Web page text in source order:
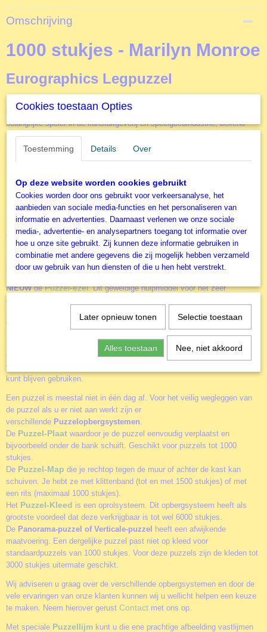
Productcode
E0812
EAN code
628136608121
Eurographics
Formaat gelegde puzzel
67,5x49 cm
Omschrijving
1000 stukjes - Marilyn Monroe
Eurographics Legpuzzel
begin als kleine distributeur van posters tot zijn huidige positie als een
belangrijke speler in de kunstuitgeverij en speelgoedindustrie; bekend
zowel in Noord-Amerika als over de hele wereld. Het hoofdkantoor en
magazijn is gevestigd in Montreal Canada. Ze maken kwalitatief goede
puzzels zoals ook deze mooie puzzel van de wereld beroemde filmster
Een heel herkenbare Marilyn Monroe. Wat een
geweldig mooie vrouw
Accessoires
Door het gebruik van de diverse accessoires kun je het puzzelen nog
leuker maken. Of je nu alleen of samen aan een puzzel werkt. Of je
puzzels vaker wil maken of juist aan de muur wil hangen.
NIEUWdePuzzel-ezel. Dit geweldige hulpmiddel voor het zeer
comfortabel in elkaar leggen van een legpuzzel. Door een rechtere
zithoudng wordt het puzelen ook voor degene die wat sneller last krijgen
van nek, schouders of rug een stuk prettiger.
Een basis accessoire is het puzzel-sorteerbakje
(er zitten 6 bakjes in
een verpakking). Alle stukjes netjes gesorteerd zodat je deze niet in een
volle doos hoeft te zoeken en de deksel met de afbeelding als voorbeeld
kunt blijven gebruiken.
Een puzzel is meestal niet in één dag af. Voor het veilig wegleggen van
de puzzel als u er niet aan werkt zijn er
verschillende Puzzelopbergsystemen.
De Puzzel-Plaat waardoor je de puzzel eenvoudig verplaatst en
bijvoorbeeld onder de bank schuift. Geschikt voor puzzels tot 1000
stukjes.
De Puzzel-Map die je rechtop tegen de muur of achter de kast kan
schuiven. Je hebt ze met klittenband (tot en met 1500 stukjes) of met
een rits (maximaal 1000 stukjes).
Het Puzzel-Kleed is een oprolsysteem. Dit opbergsysteem heeft als
grootste voordeel dat deze verkrijgbaar is tot wel 6000 stukjes.
De Panorama-puzzel of Verticale-puzzel
heeft een afwijkende
maatvoering. Een dergelijke puzzel past niet op kleed voor
standaardpuzzels van 1000 stukjes. Voor deze puzzels zijn de kleden tot
3000 stukjes uitermate geschikt.
Wij adviseren u graag over de verschillende opbergsystemen en door de
vele ervaringen van onze klanten kunnen wij u wellicht helpen een keuze
te maken. Neem hierover gerust Contact met ons op.
Met speciale Puzzellijm kunt u die ene prachtige afbeelding vastlijmen
Cookies toestaan Opties
Toestemming Details Over
Op deze website worden cookies gebruikt
Cookies worden door ons gebruikt voor verkeersanalyse, het
aanbieden van sociale media-functies en het personaliseren van
informatie en advertenties. Daarnaast verlenen we onze sociale
media-, advertentie- en analysepartners toegang tot informatie over
hoe u onze site gebruikt. Zij kunnen deze informatie gebruiken in
combinatie met andere gegevens die zij mogelijk hebben verzameld
door uw gebruik van hun diensten of die u hen hebt verstrekt.
Later opnieuw tonen Selectie toestaan
Alles toestaan Nee, niet akkoord